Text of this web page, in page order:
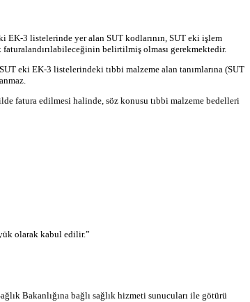
3 listelerinde yer alan SUT kodlarının, SUT eki işlem
belirtilmiş olması gerekmektedir.
eki EK-3 listelerindeki tıbbi malzeme alan tanımlarına (SUT
fatura edilmesi halinde, söz konusu tıbbi malzeme bedelleri
olarak kabul edilir.”
Bakanlığına bağlı sağlık hizmeti sunucuları ile götürü